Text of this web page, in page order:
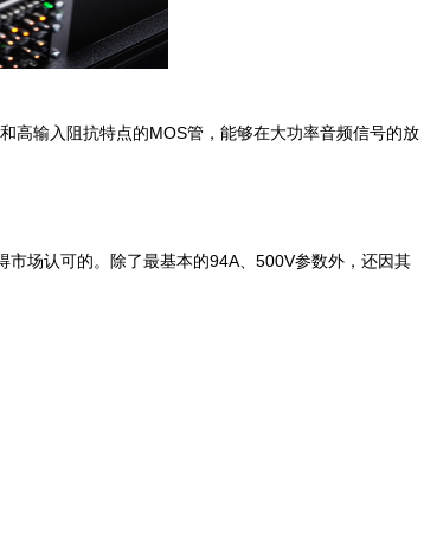
高输入阻抗特点的MOS管，能够在大功率音频信号的放
场认可的。除了最基本的94A、500V参数外，还因其